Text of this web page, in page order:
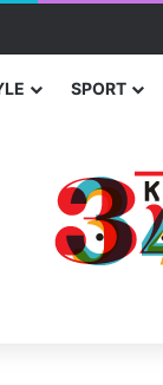
status za
SPORT